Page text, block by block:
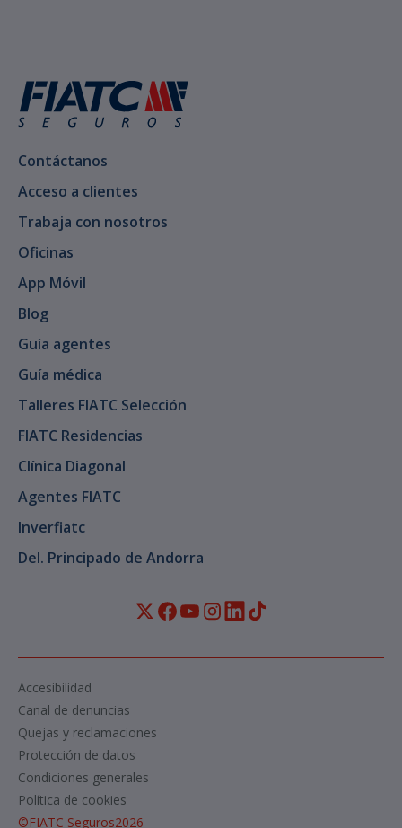
Contáctanos
Acceso a clientes
Trabaja con nosotros
Oficinas
App Móvil
Blog
Guía agentes
Guía médica
Talleres FIATC Selección
FIATC Residencias
Clínica Diagonal
Agentes FIATC
Inverfiatc
Del. Principado de Andorra
©FIATC Seguros2026
Política de cookies
Condiciones generales
Protección de datos
Quejas y reclamaciones
Canal de denuncias
Accesibilidad